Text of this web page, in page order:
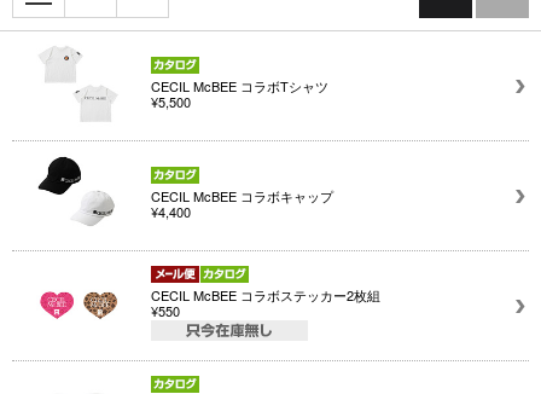
CECIL McBEE コラボTシャツ
¥5,500
CECIL McBEE コラボキャップ
¥4,400
CECIL McBEE コラボステッカー2枚組
¥550